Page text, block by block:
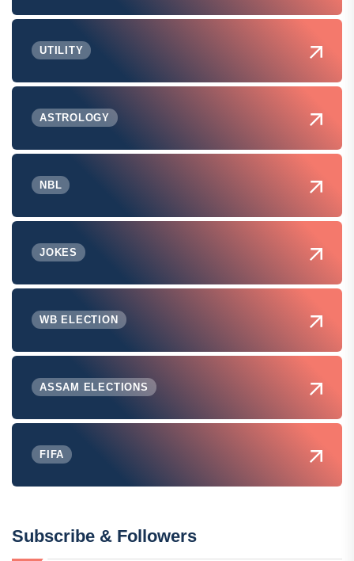
UTILITY
ASTROLOGY
NBL
JOKES
WB ELECTION
ASSAM ELECTIONS
FIFA
Subscribe & Followers